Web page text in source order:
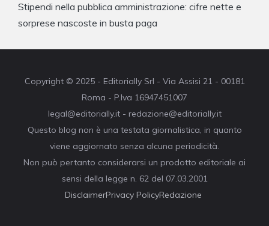
Stipendi nella pubblica amministrazione: cifre nette e
sorprese nascoste in busta paga
Copyright © 2025 - Editorially Srl - Via Assisi 21 - 00181
Roma - P.Iva 16947451007
legal@editorially.it - redazione@editorially.it
Questo blog non è una testata giornalistica, in quanto
viene aggiornato senza alcuna periodicità.
Non può pertanto considerarsi un prodotto editoriale ai
sensi della legge n. 62 del 07.03.2001
DisclaimerPrivacy PolicyRedazione